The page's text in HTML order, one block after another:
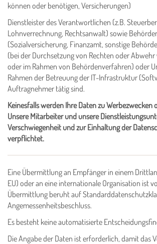
können oder benötigen, Versicherungen)
Dienstleister des Verantwortlichen (z.B.
Lohnverrechnung, Rechtsanwalt) sowie
(Sozialversicherung, Finanzamt, sonstige
(bei der Durchsetzung von Rechten oder
oder im Rahmen von Behördenverfahren) oder
Rahmen der Betreuung der IT-Infrastruktur
Auftragnehmer tätig sind.
Keinesfalls werden Ihre Daten zu Werbezwecken
Unsere Mitarbeiter und unsere
Verschwiegenheit und zur Einhaltung der
verpflichtet.
Eine Übermittlung an Empfänger in einem
EU) oder an eine internationale Organisation ist
Übermittlung beruht auf
Angemessenheitsbeschluss.
Es besteht keine automatisierte
Die Angabe der Daten ist erforderlich, damit das